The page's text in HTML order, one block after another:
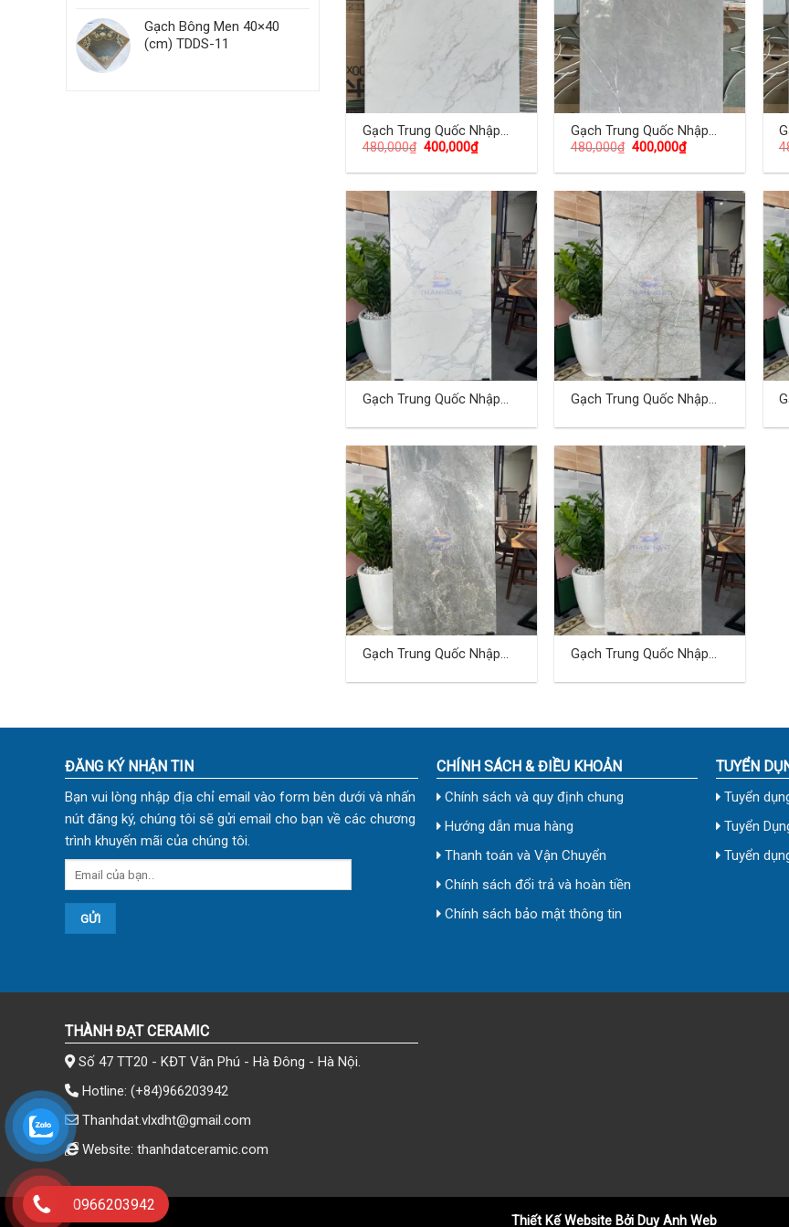
Gạch Bông Men 40×40
(cm) TDDS-11
Gạch Trung Quốc Nhập
Khẩu 60×120 (cm) TDTQ-
480,000₫ 400,000₫
Gạch Trung Quốc Nhập
Khẩu 60×120 (cm) TDTQ-
480,000₫ 400,000₫
Gạch Trung Quốc Nhập
TVC01
Gạch Trung Quốc Nhập
TVC02
Gạch Trung Quốc Nhập
TVC05
Gạch Trung Quốc Nhập
TVC06
ĐĂNG KÝ NHẬN TIN
Bạn vui lòng nhập địa chỉ email vào form bên dưới và nhấn
nút đăng ký, chúng tôi sẽ gửi email cho bạn về các chương
trình khuyến mãi của chúng tôi.
CHÍNH SÁCH & ĐIỀU KHOẢN
Chính sách và quy định chung
Hướng dẫn mua hàng
Thanh toán và Vận Chuyển
Chính sách đổi trả và hoàn tiền
Chính sách bảo mật thông tin
TUYỂN
Tuyển
Tuyển
Tuyển
THÀNH ĐẠT CERAMIC
Số 47 TT20 - KĐT Văn Phú - Hà Đông - Hà Nội.
Hotline: (+84)966203942
Thanhdat.vlxdht@gmail.com
Website: thanhdatceramic.com
0966203942
Thiết Kế Website Bởi Duy Anh Web